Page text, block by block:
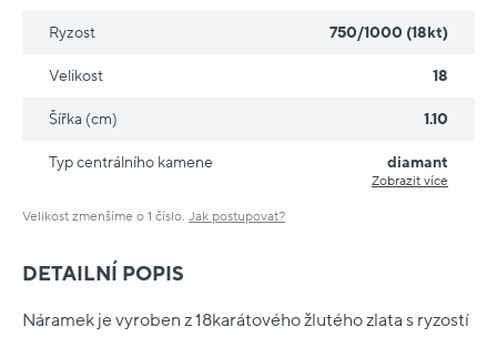
DETAILNÍ POPIS
Náramek je vyroben z 18karátového žlutého zlata s ryzostí
Ryzost 750/1000 (18kt)
Velikost 18
Šířka (cm) 1.10
Typ centrálního kamene diamant
Zobrazit více
Velikost zmenšíme o 1 číslo. Jak postupovat?